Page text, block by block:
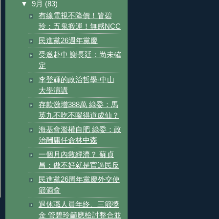
▼ 9月 (83)
有線電視不降價！管碧
玲：五鬼搬運！無感NCC
民進黨26週年黨慶
受邀赴中 謝長廷：尚未確
定
李登輝的政治哲學-中山
大學演講
存款激增388萬 綠委：馬
英九不吃不喝得道成仙？
海基會濫權自肥 綠委：政
治酬庸任命林中森
一個月內救經濟？ 蘇貞
昌：做不好就是官逼民反
民進黨26周年黨慶外交使
節酒會
退休職人員年終、三節獎
金 管碧玲籲應檢討整合並